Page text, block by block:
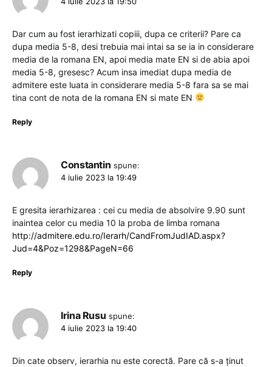
Dar cum au fost ierarhizati copiii, dupa ce criterii? Pare ca
dupa media 5-8, desi trebuia mai intai sa se ia in considerare
media de la romana EN, apoi media mate EN si de abia apoi
media 5-8, gresesc? Acum insa imediat dupa media de
admitere este luata in considerare media 5-8 fara sa se mai
tina cont de nota de la romana EN si mate EN
Reply
Constantin spune:
4 iulie 2023 la 19:49
E gresita ierarhizarea : cei cu media de absolvire 9.90 sunt
inaintea celor cu media 10 la proba de limba romana
http://admitere.edu.ro/Ierarh/CandFromJudIAD.aspx?
Jud=4&Poz=1298&PageN=66
Reply
Irina Rusu spune:
4 iulie 2023 la 19:40
Din cate observ, ierarhia nu este corectă. Pare că s-a ținut